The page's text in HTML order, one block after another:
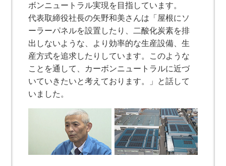
ボンニュートラル実現を目指しています。
代表取締役社長の矢野和美さんは「屋根にソ
ーラーパネルを設置したり、二酸化炭素を排
出しないような、より効率的な生産設備、生
産方式を追求したりしています。このような
ことを通して、カーボンニュートラルに近づ
いていきたいと考えております。」と話して
いました。